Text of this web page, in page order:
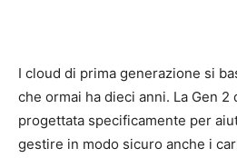
I cloud di prima generazione si
che ormai ha dieci anni. La Gen 2
progettata specificamente per
gestire in modo sicuro anche i